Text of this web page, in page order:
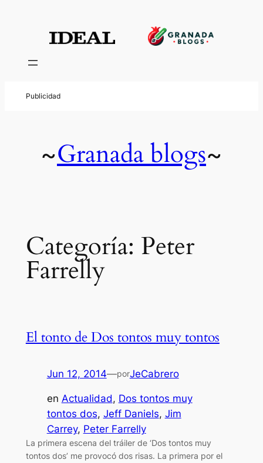
contenido
~Granada blogs~
Categoría: Peter
Farrelly
El tonto de Dos tontos muy tontos
Jun 12, 2014—porJeCabrero
en Actualidad, Dos tontos muy
tontos dos, Jeff Daniels, Jim
Carrey, Peter Farrelly
La primera escena del tráiler de ‘Dos tontos muy
tontos dos’ me provocó dos risas. La primera por el